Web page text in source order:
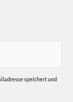
speichert und